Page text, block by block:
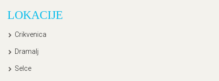
LOKACIJE
Crikvenica
Dramalj
Selce